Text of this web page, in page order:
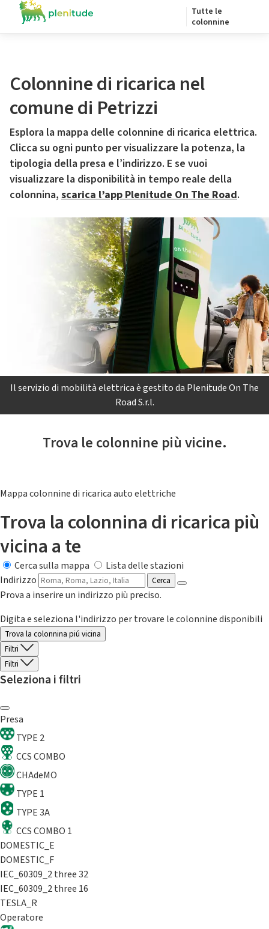
Tutte le
colonnine
Colonnine di ricarica nel
comune di Petrizzi
Esplora la mappa delle colonnine di ricarica elettrica.
Clicca su ogni punto per visualizzare la potenza, la
tipologia della presa e l’indirizzo. E se vuoi
visualizzare la disponibilità in tempo reale della
colonnina, scarica l’app Plenitude On The Road.
Il servizio di mobilità elettrica è gestito da Plenitude On The
Road S.r.l.
Trova le colonnine più vicine.
Mappa colonnine di ricarica auto elettriche
Trova la colonnina di ricarica più
vicina a te
Cerca sulla mappa
Lista delle stazioni
Indirizzo
Cerca
Prova a inserire un indirizzo più preciso.
Digita e seleziona l'indirizzo per trovare le colonnine disponibili
Trova la colonnina piú vicina
Filtri
Filtri
Seleziona i filtri
Presa
TYPE 2
CCS COMBO
CHAdeMO
TYPE 1
TYPE 3A
CCS COMBO 1
DOMESTIC_E
DOMESTIC_F
IEC_60309_2 three 32
IEC_60309_2 three 16
TESLA_R
Operatore